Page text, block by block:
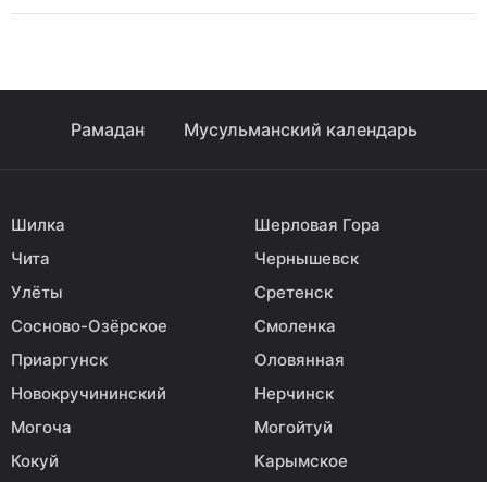
Рамадан Мусульманский календарь
Шилка
Шерловая Гора
Чита
Чернышевск
Улёты
Сретенск
Сосново-Озёрское
Смоленка
Приаргунск
Оловянная
Новокручининский
Нерчинск
Могоча
Могойтуй
Кокуй
Карымское